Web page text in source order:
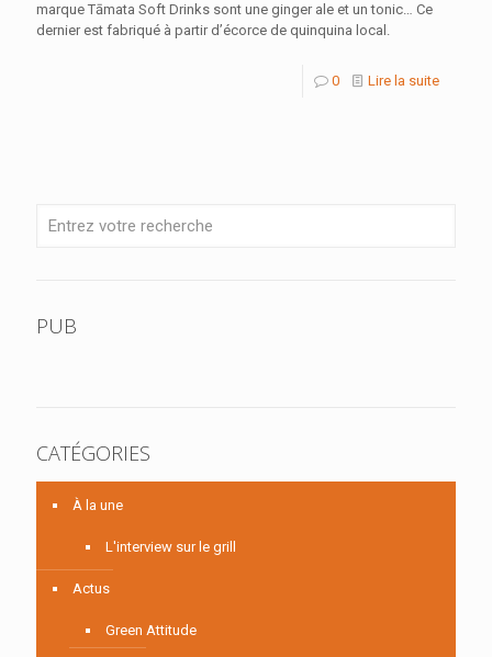
marque Tāmata Soft Drinks sont une ginger ale et un tonic… Ce
dernier est fabriqué à partir d’écorce de quinquina local.
0 Lire la suite
PUB
CATÉGORIES
À la une
L'interview sur le grill
Actus
Green Attitude